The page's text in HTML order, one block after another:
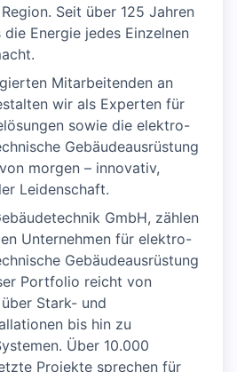
Seit über 125 Jahren
Energie jedes Einzelnen
Mitarbeitenden an
wir als Experten für
sowie die elektro-
Gebäudeausrüstung
morgen – innovativ,
Leidenschaft.
GmbH, zählen
Unternehmen für elektro-
Gebäudeausrüstung
Portfolio reicht von
Stark- und
bis hin zu
Über 10.000
Projekte sprechen für